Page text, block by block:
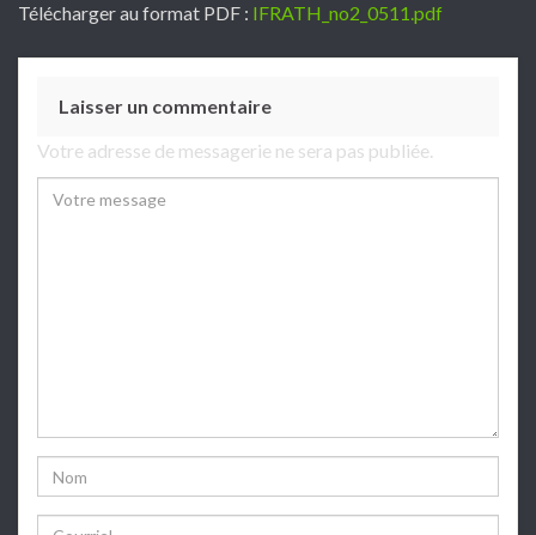
Télécharger au format PDF : IFRATH_no2_0511.pdf
Laisser un commentaire
Votre adresse de messagerie ne sera pas publiée.
Comment
Name
Email